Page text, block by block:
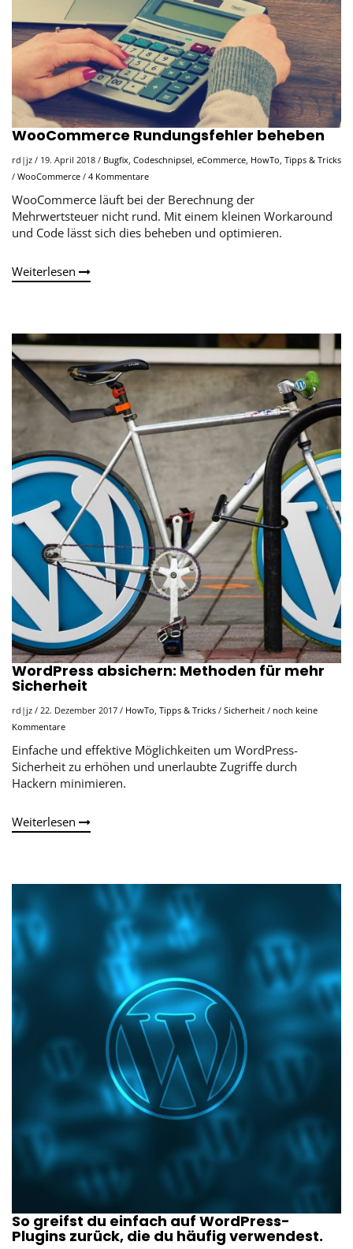
WooCommerce Rundungsfehler beheben
rd|jz / 19. April 2018 / Bugfix, Codeschnipsel, eCommerce, HowTo, Tipps & Tricks
/ WooCommerce / 4 Kommentare
WooCommerce läuft bei der Berechnung der
Mehrwertsteuer nicht rund. Mit einem kleinen Workaround
und Code lässt sich dies beheben und optimieren.
Weiterlesen
WordPress absichern: Methoden für mehr
Sicherheit
rd|jz / 22. Dezember 2017 / HowTo, Tipps & Tricks / Sicherheit / noch keine
Kommentare
Einfache und effektive Möglichkeiten um WordPress-
Sicherheit zu erhöhen und unerlaubte Zugriffe durch
Hackern minimieren.
Weiterlesen
So greifst du einfach auf WordPress-
Plugins zurück, die du häufig verwendest.